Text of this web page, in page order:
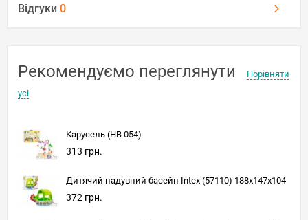
Відгуки 0
Рекомендуємо переглянути
Порівняти
усі
Карусель (HB 054)
313 грн.
Дитячий надувний басейн Intex (57110) 188x147x104
372 грн.